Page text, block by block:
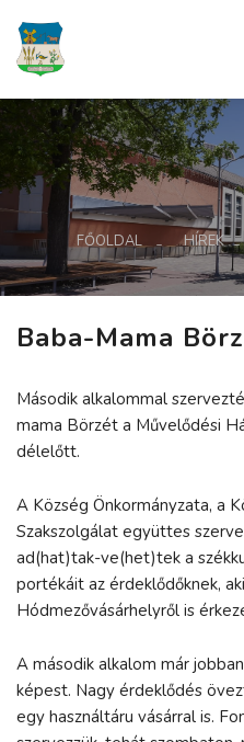
FŐOLDAL HÍREK
Baba-Mama
Második alkalommal
mama Börzét a Művelődési
délelőtt.
A Község Önkormányzata, a
Szakszolgálat együttes
ad(hat)tak-ve(het)tek a
portékáit az érdeklődőknek,
Hódmezővásárhelyről is
A második alkalom már
képest. Nagy érdeklődés
egy használtáru vásárral is.